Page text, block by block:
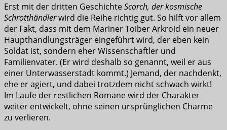
Erst mit der dritten GeschichteScorch, der kosmische
Schrotthändlerwird die Reihe richtig gut. So hilft vor allem
der Fakt, dass mit dem Mariner Toiber Arkroid ein neuer
Haupthandlungsträger eingeführt wird, der eben kein
Soldat ist, sondern eher Wissenschaftler und
Familienvater. (Er wird deshalb so genannt, weil er aus
einer Unterwasserstadt kommt.) Jemand, der nachdenkt,
ehe er agiert, und dabei trotzdem nicht schwach wirkt!
Im Laufe der restlichen Romane wird der Charakter
weiter entwickelt, ohne seinen ursprünglichen Charme
zu verlieren.